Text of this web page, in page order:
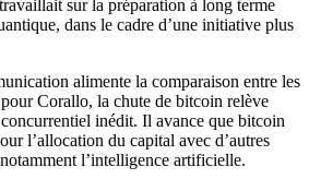
sur la préparation à long terme
dans le cadre d’une initiative plus
alimente la comparaison entre les
Corallo, la chute de bitcoin relève
inédit. Il avance que bitcoin
l’allocation du capital avec d’autres
l’intelligence artificielle.